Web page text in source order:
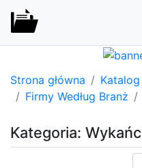
Strona główna Katalog
Firmy Według Branż
Kategoria: